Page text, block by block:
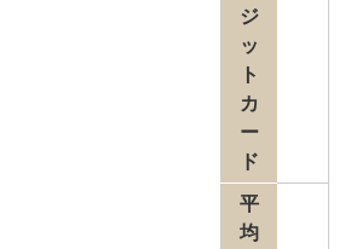
ジ
ッ
ト
カ
ー
ド
平
均